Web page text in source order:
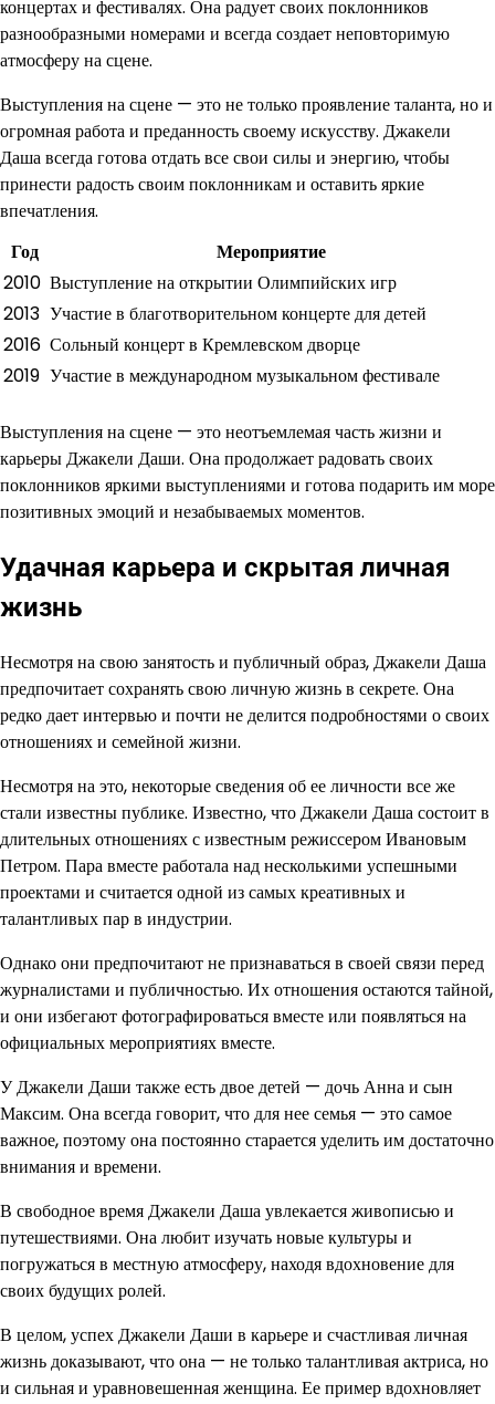
концертах и фестивалях. Она радует своих поклонников
разнообразными номерами и всегда создает неповторимую
атмосферу на сцене.
Выступления на сцене — это не только проявление таланта, но и
огромная работа и преданность своему искусству. Джакели
Даша всегда готова отдать все свои силы и энергию, чтобы
принести радость своим поклонникам и оставить яркие
впечатления.
Год
Мероприятие
2010 Выступление на открытии Олимпийских игр
2013 Участие в благотворительном концерте для детей
2016 Сольный концерт в Кремлевском дворце
2019 Участие в международном музыкальном фестивале
Выступления на сцене — это неотъемлемая часть жизни и
карьеры Джакели Даши. Она продолжает радовать своих
поклонников яркими выступлениями и готова подарить им море
позитивных эмоций и незабываемых моментов.
Удачная карьера и скрытая личная
жизнь
Несмотря на свою занятость и публичный образ, Джакели Даша
предпочитает сохранять свою личную жизнь в секрете. Она
редко дает интервью и почти не делится подробностями о своих
отношениях и семейной жизни.
Несмотря на это, некоторые сведения об ее личности все же
стали известны публике. Известно, что Джакели Даша состоит в
длительных отношениях с известным режиссером Ивановым
Петром. Пара вместе работала над несколькими успешными
проектами и считается одной из самых креативных и
талантливых пар в индустрии.
Однако они предпочитают не признаваться в своей связи перед
журналистами и публичностью. Их отношения остаются тайной,
и они избегают фотографироваться вместе или появляться на
официальных мероприятиях вместе.
У Джакели Даши также есть двое детей — дочь Анна и сын
Максим. Она всегда говорит, что для нее семья — это самое
важное, поэтому она постоянно старается уделить им достаточно
внимания и времени.
В свободное время Джакели Даша увлекается живописью и
путешествиями. Она любит изучать новые культуры и
погружаться в местную атмосферу, находя вдохновение для
своих будущих ролей.
В целом, успех Джакели Даши в карьере и счастливая личная
жизнь доказывают, что она — не только талантливая актриса, но
и сильная и уравновешенная женщина. Ее пример вдохновляет